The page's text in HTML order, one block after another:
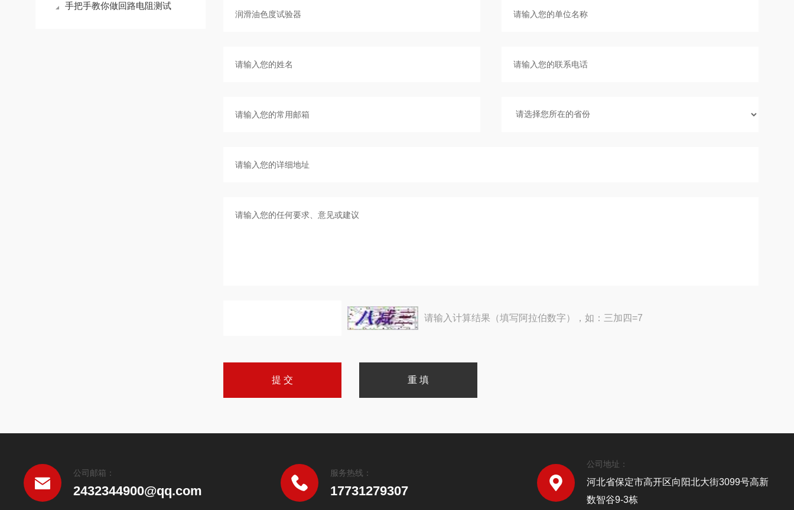
手把手教你做回路电阻测试
请输入计算结果（填写阿拉伯数字），如：三加四=7
公司邮箱：
2432344900@qq.com
服务热线：
17731279307
公司地址：
河北省保定市高开区向阳北大街3099号高新
数智谷9-3栋